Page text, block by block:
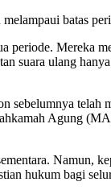
batas
Mereka
suara ulang
Agung
hukum bagi